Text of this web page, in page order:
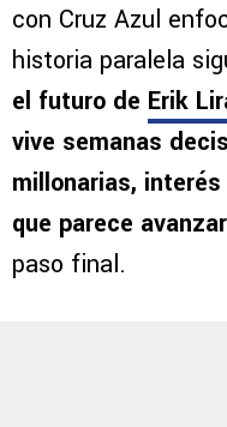
con Cruz Azul
historia paralela
el futuro de Erik
vive semanas
millonarias,
que parece avanzar
paso final.